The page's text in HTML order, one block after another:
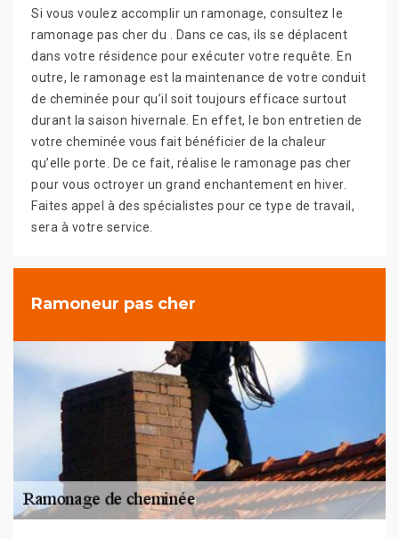
Si vous voulez accomplir un ramonage, consultez le
ramonage pas cher du . Dans ce cas, ils se déplacent
dans votre résidence pour exécuter votre requête. En
outre, le ramonage est la maintenance de votre conduit
de cheminée pour qu’il soit toujours efficace surtout
durant la saison hivernale. En effet, le bon entretien de
votre cheminée vous fait bénéficier de la chaleur
qu’elle porte. De ce fait, réalise le ramonage pas cher
pour vous octroyer un grand enchantement en hiver.
Faites appel à des spécialistes pour ce type de travail,
sera à votre service.
Ramoneur pas cher